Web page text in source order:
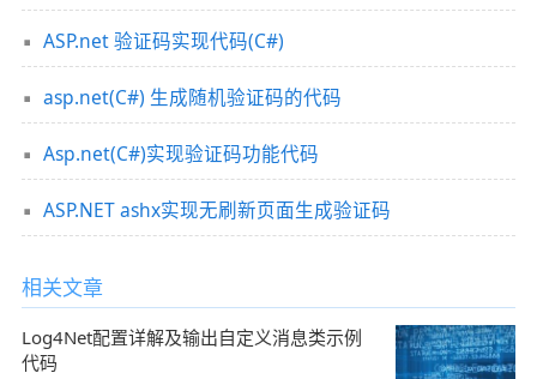
ASP.net 验证码实现代码(C#)
asp.net(C#) 生成随机验证码的代码
Asp.net(C#)实现验证码功能代码
ASP.NET ashx实现无刷新页面生成验证码
相关文章
Log4Net配置详解及输出自定义消息类示例
代码